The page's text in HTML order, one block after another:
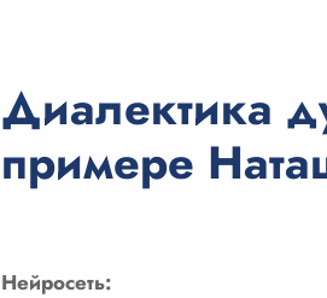
Диалектика
примере
Нейросеть: